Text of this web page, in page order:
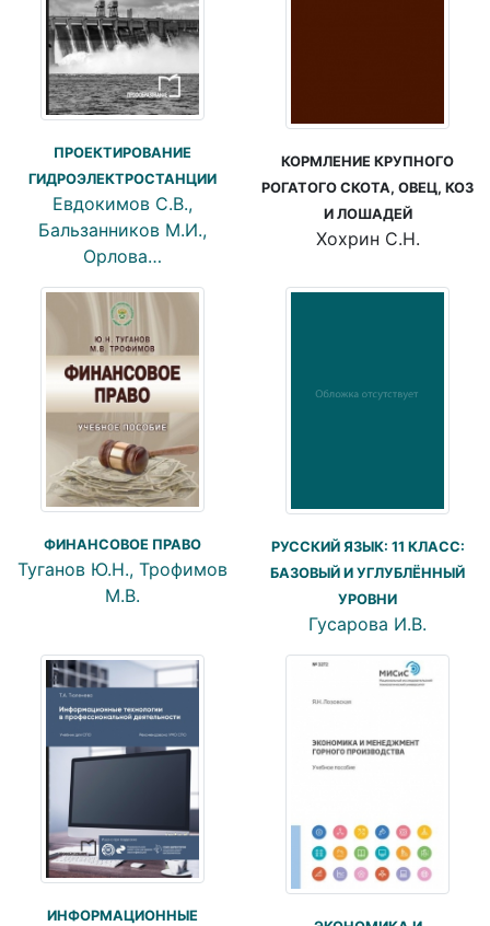
ПРОЕКТИРОВАНИЕ
ГИДРОЭЛЕКТРОСТАНЦИИ
Евдокимов С.В.,
Бальзанников М.И.,
Орлова…
КОРМЛЕНИЕ КРУПНОГО
РОГАТОГО СКОТА, ОВЕЦ, КОЗ
И ЛОШАДЕЙ
Хохрин С.Н.
ФИНАНСОВОЕ ПРАВО
Туганов Ю.Н., Трофимов
М.В.
РУССКИЙ ЯЗЫК: 11 КЛАСС:
БАЗОВЫЙ И УГЛУБЛЁННЫЙ
УРОВНИ
Гусарова И.В.
ИНФОРМАЦИОННЫЕ